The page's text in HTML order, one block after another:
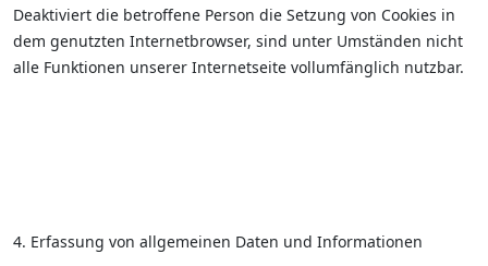
Deaktiviert die betroffene Person die Setzung von Cookies in
dem genutzten Internetbrowser, sind unter Umständen nicht
alle Funktionen unserer Internetseite vollumfänglich nutzbar.
4. Erfassung von allgemeinen Daten und Informationen